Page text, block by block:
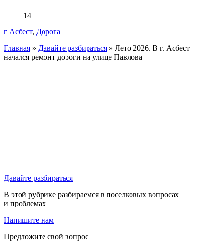
14
г Асбест, Дорога
Главная » Давайте разбираться » Лето 2026. В г. Асбест
начался ремонт дороги на улице Павлова
Давайте разбираться
В этой рубрике разбираемся в поселковых вопросах
и проблемах
Напишите нам
Предложите свой вопрос